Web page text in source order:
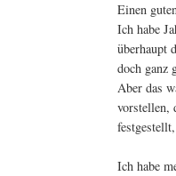
Einen
Ich habe
überhaupt
doch ganz
Aber das
vorstellen,
Ich habe